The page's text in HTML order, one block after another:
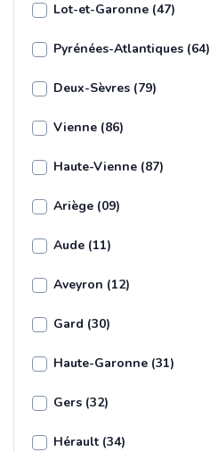
Lot-et-Garonne (47)
Pyrénées-Atlantiques (64)
Deux-Sèvres (79)
Vienne (86)
Haute-Vienne (87)
Ariège (09)
Aude (11)
Aveyron (12)
Gard (30)
Haute-Garonne (31)
Gers (32)
Hérault (34)